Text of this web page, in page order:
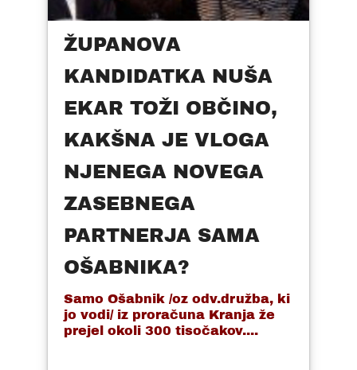
ŽUPANOVA
KANDIDATKA NUŠA
EKAR TOŽI OBČINO,
KAKŠNA JE VLOGA
NJENEGA NOVEGA
ZASEBNEGA
PARTNERJA SAMA
OŠABNIKA?
Samo Ošabnik /oz odv.družba, ki
jo vodi/ iz proračuna Kranja že
prejel okoli 300 tisočakov....